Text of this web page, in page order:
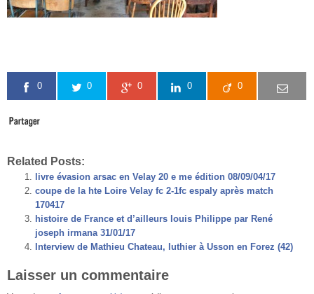
0 0 0 0 0
Related Posts:
livre évasion arsac en Velay 20 e me édition 08/09/04/17
coupe de la hte Loire Velay fc 2-1fc espaly après match
170417
histoire de France et d’ailleurs louis Philippe par René
joseph irmana 31/01/17
Interview de Mathieu Chateau, luthier à Usson en Forez (42)
Laisser un commentaire